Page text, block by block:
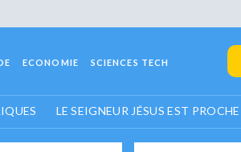
ECONOMIE SCIENCES TECH
LE SEIGNEUR JÉSUS EST PROCHE